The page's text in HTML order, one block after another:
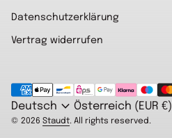
Datenschutzerklärung
Vertrag widerrufen
Zahlungsmöglichkeiten
Deutsch expand_more Österreich (EUR €)
© 2026 Staudt. All rights reserved.